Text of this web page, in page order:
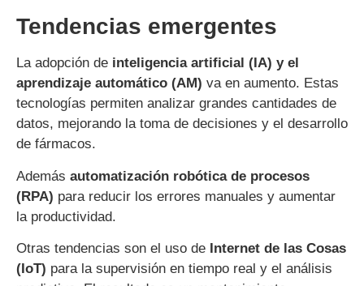
Tendencias emergentes
La adopción de inteligencia artificial (IA) y el
aprendizaje automático (AM) va en aumento. Estas
tecnologías permiten analizar grandes cantidades de
datos, mejorando la toma de decisiones y el desarrollo
de fármacos.
Además automatización robótica de procesos
(RPA) para reducir los errores manuales y aumentar
la productividad.
Otras tendencias son el uso de Internet de las Cosas
(IoT) para la supervisión en tiempo real y el análisis